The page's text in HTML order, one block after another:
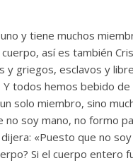
y tiene muchos
así es también
griegos, esclavos y
todos hemos bebido de
solo miembro, sino
no soy mano, no formo
«Puesto que no
Si el cuerpo entero